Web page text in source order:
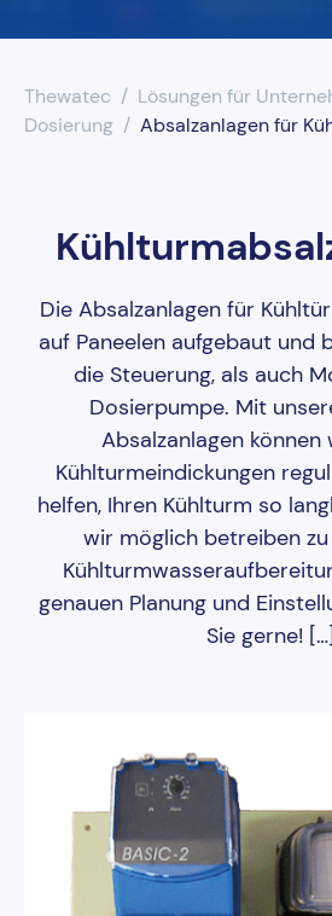
Thewatec
Lösungen für
Dosierung
Absalzanlagen für
Die Absalzanlagen für
auf Paneelen aufgebaut und
die Steuerung, als auch
Dosierpumpe. Mit
Absalzanlagen
Kühlturmeindickungen
helfen, Ihren Kühlturm so
wir möglich betreiben zu
genauen Planung und
Sie gerne! […]
UV-Desinfektion
Wasserenthärtung